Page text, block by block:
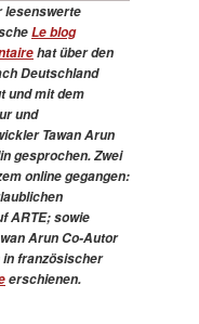
lesenswerte
Le blog
hat über den
Deutschland
und mit dem
und
Tawan Arun
gesprochen. Zwei
online gegangen:
ARTE; sowie
Arun Co-Autor
französischer
erschienen.